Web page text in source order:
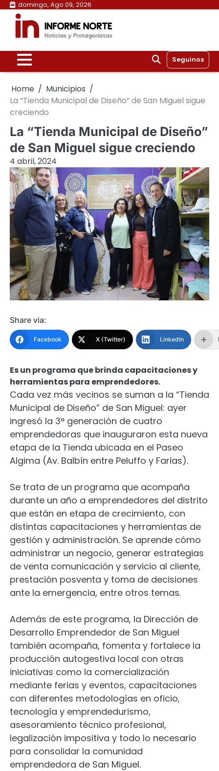
Skip
content
domingo, Ago 09, 2026
Seguinos
Home
Municipios
La “Tienda Municipal de Diseño” de San Miguel sigue
creciendo
La “Tienda Municipal de Diseño”
de San Miguel sigue creciendo
4 abril, 2024
Share via:
Facebook X (Twitter) LinkedIn
Es un programa que brinda capacitaciones y
herramientas para emprendedores.
Cada vez más vecinos se suman a la “Tienda
Municipal de Diseño” de San Miguel: ayer
ingresó la 3° generación de cuatro
emprendedoras que inauguraron esta nueva
etapa de la Tienda ubicada en el Paseo
Algima (Av. Balbín entre Peluffo y Farias).
Se trata de un programa que acompaña
durante un año a emprendedores del distrito
que están en etapa de crecimiento, con
distintas capacitaciones y herramientas de
gestión y administración. Se aprende cómo
administrar un negocio, generar estrategias
de venta comunicación y servicio al cliente,
prestación posventa y toma de decisiones
ante la emergencia, entre otros temas.
Además de este programa, la Dirección de
Desarrollo Emprendedor de San Miguel
también acompaña, fomenta y fortalece la
producción autogestiva local con otras
iniciativas como la comercialización
mediante ferias y eventos, capacitaciones
con diferentes metodologías en oficio,
tecnología y emprendedurismo,
asesoramiento técnico profesional,
legalización impositiva y todo lo necesario
para consolidar la comunidad
emprendedora de San Miguel.